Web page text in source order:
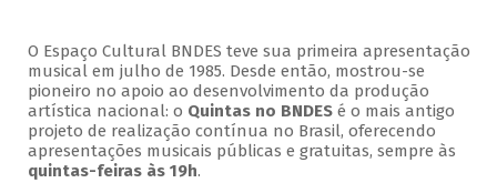
O Espaço Cultural BNDES teve sua primeira apresentação
musical em julho de 1985. Desde então, mostrou-se
pioneiro no apoio ao desenvolvimento da produção
artística nacional: o Quintas no BNDESé o mais antigo
projeto de realização contínua no Brasil, oferecendo
apresentações musicais públicas e gratuitas, sempre às
quintas-feiras às 19h.